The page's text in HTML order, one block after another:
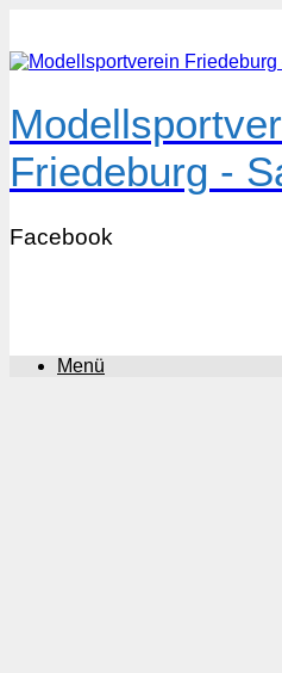
springen
Friedeburg -
Facebook
Menü